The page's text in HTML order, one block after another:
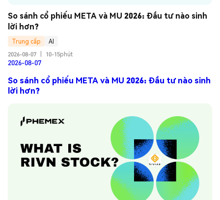
So sánh cổ phiếu META và MU 2026: Đầu tư nào sinh
lời hơn?
Trung cấp
AI
2026-08-07
10-15phút
2026-08-07
So sánh cổ phiếu META và MU 2026: Đầu tư nào sinh
lời hơn?